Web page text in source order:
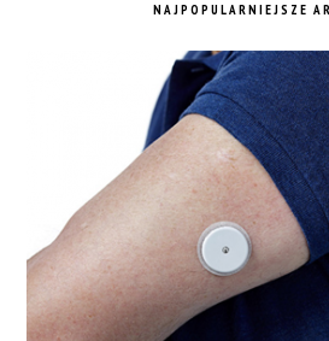
NAJPOPULARNIEJSZE